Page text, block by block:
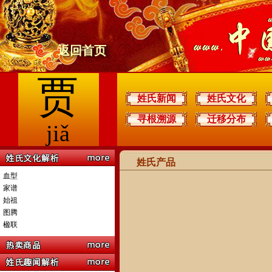
返回首页
贾
jiǎ
姓氏新闻
姓氏文化
寻根溯源
迁移分布
血型
家谱
始祖
图腾
楹联
姓氏产品